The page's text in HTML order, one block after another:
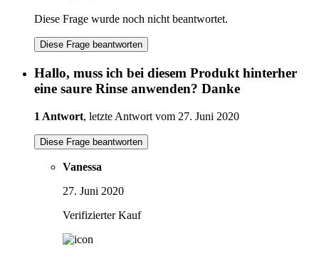
Diese Frage wurde noch nicht beantwortet.
Diese Frage beantworten
Hallo, muss ich bei diesem Produkt hinterher
eine saure Rinse anwenden? Danke
1 Antwort, letzte Antwort vom 27. Juni 2020
Diese Frage beantworten
Vanessa
27. Juni 2020
Verifizierter Kauf